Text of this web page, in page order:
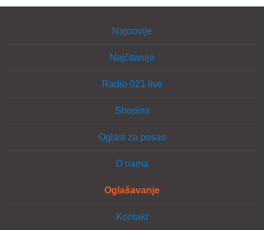
Najnovije
Najčitanije
Radio 021 live
Shopins
Oglasi za posao
O nama
Oglašavanje
Kontakt